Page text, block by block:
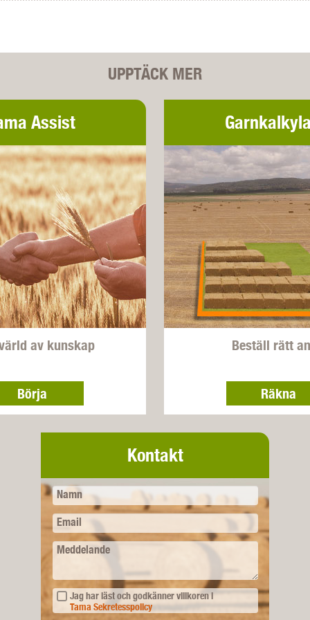
UPPTÄCK MER
Assist
av kunskap
Börja
Beställ rätt
Räkna
Kontakt
Namn
Email
Meddelande
Jag har läst och godkänner villkoren i
Tama Sekretesspolicy